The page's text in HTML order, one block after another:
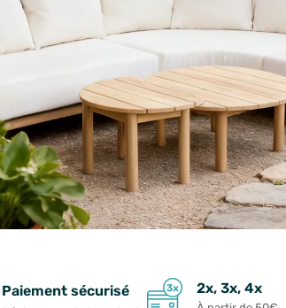
Paiement sécurisé 2x, 3x, 4x